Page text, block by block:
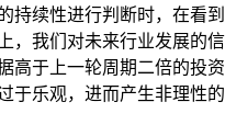
持续性进行判断时，在看到
，我们对未来行业发展的信
高于上一轮周期二倍的投资
于乐观，进而产生非理性的